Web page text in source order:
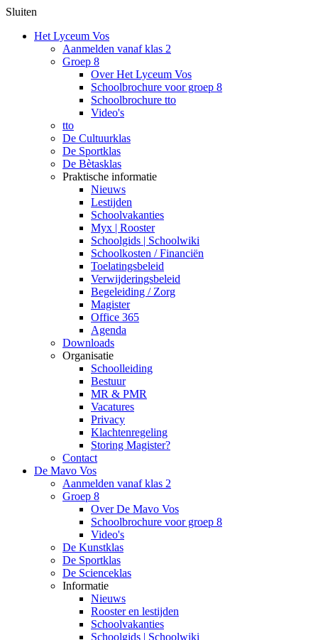
Sluiten
Het Lyceum Vos
Aanmelden vanaf klas 2
Groep 8
Over Het Lyceum Vos
Schoolbrochure voor groep 8
Schoolbrochure tto
Video's
tto
De Cultuurklas
De Sportklas
De Bètasklas
Praktische informatie
Nieuws
Lestijden
Schoolvakanties
Myx | Rooster
Schoolgids | Schoolwiki
Schoolkosten / Financiën
Toelatingsbeleid
Verwijderingsbeleid
Begeleiding / Zorg
Magister
Office 365
Agenda
Downloads
Organisatie
Schoolleiding
Bestuur
MR & PMR
Vacatures
Privacy
Klachtenregeling
Storing Magister?
Contact
De Mavo Vos
Aanmelden vanaf klas 2
Groep 8
Over De Mavo Vos
Schoolbrochure voor groep 8
Video's
De Kunstklas
De Sportklas
De Scienceklas
Informatie
Nieuws
Rooster en lestijden
Schoolvakanties
Schoolgids | Schoolwiki